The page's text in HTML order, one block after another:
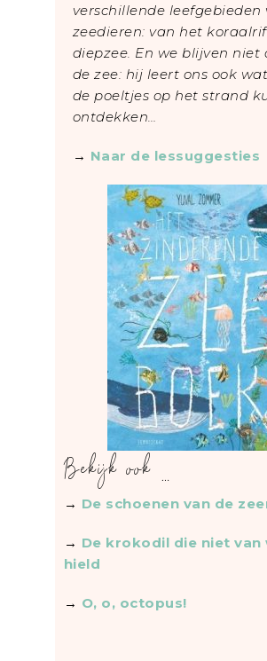
verschillende leefgebieden
zeedieren: van het
diepzee. En we blijven niet
de zee: hij leert ons ook
de poeltjes op het strand
ontdekken…
→ Naar de lessuggesties
Bekijk ook …
→ De schoenen van de
→ De krokodil die niet van
hield
→ O, o, octopus!